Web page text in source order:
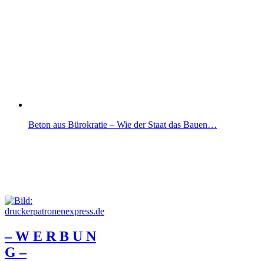
Beton aus Bürokratie – Wie der Staat das Bauen…
– W Ε R Β U Ν
G –